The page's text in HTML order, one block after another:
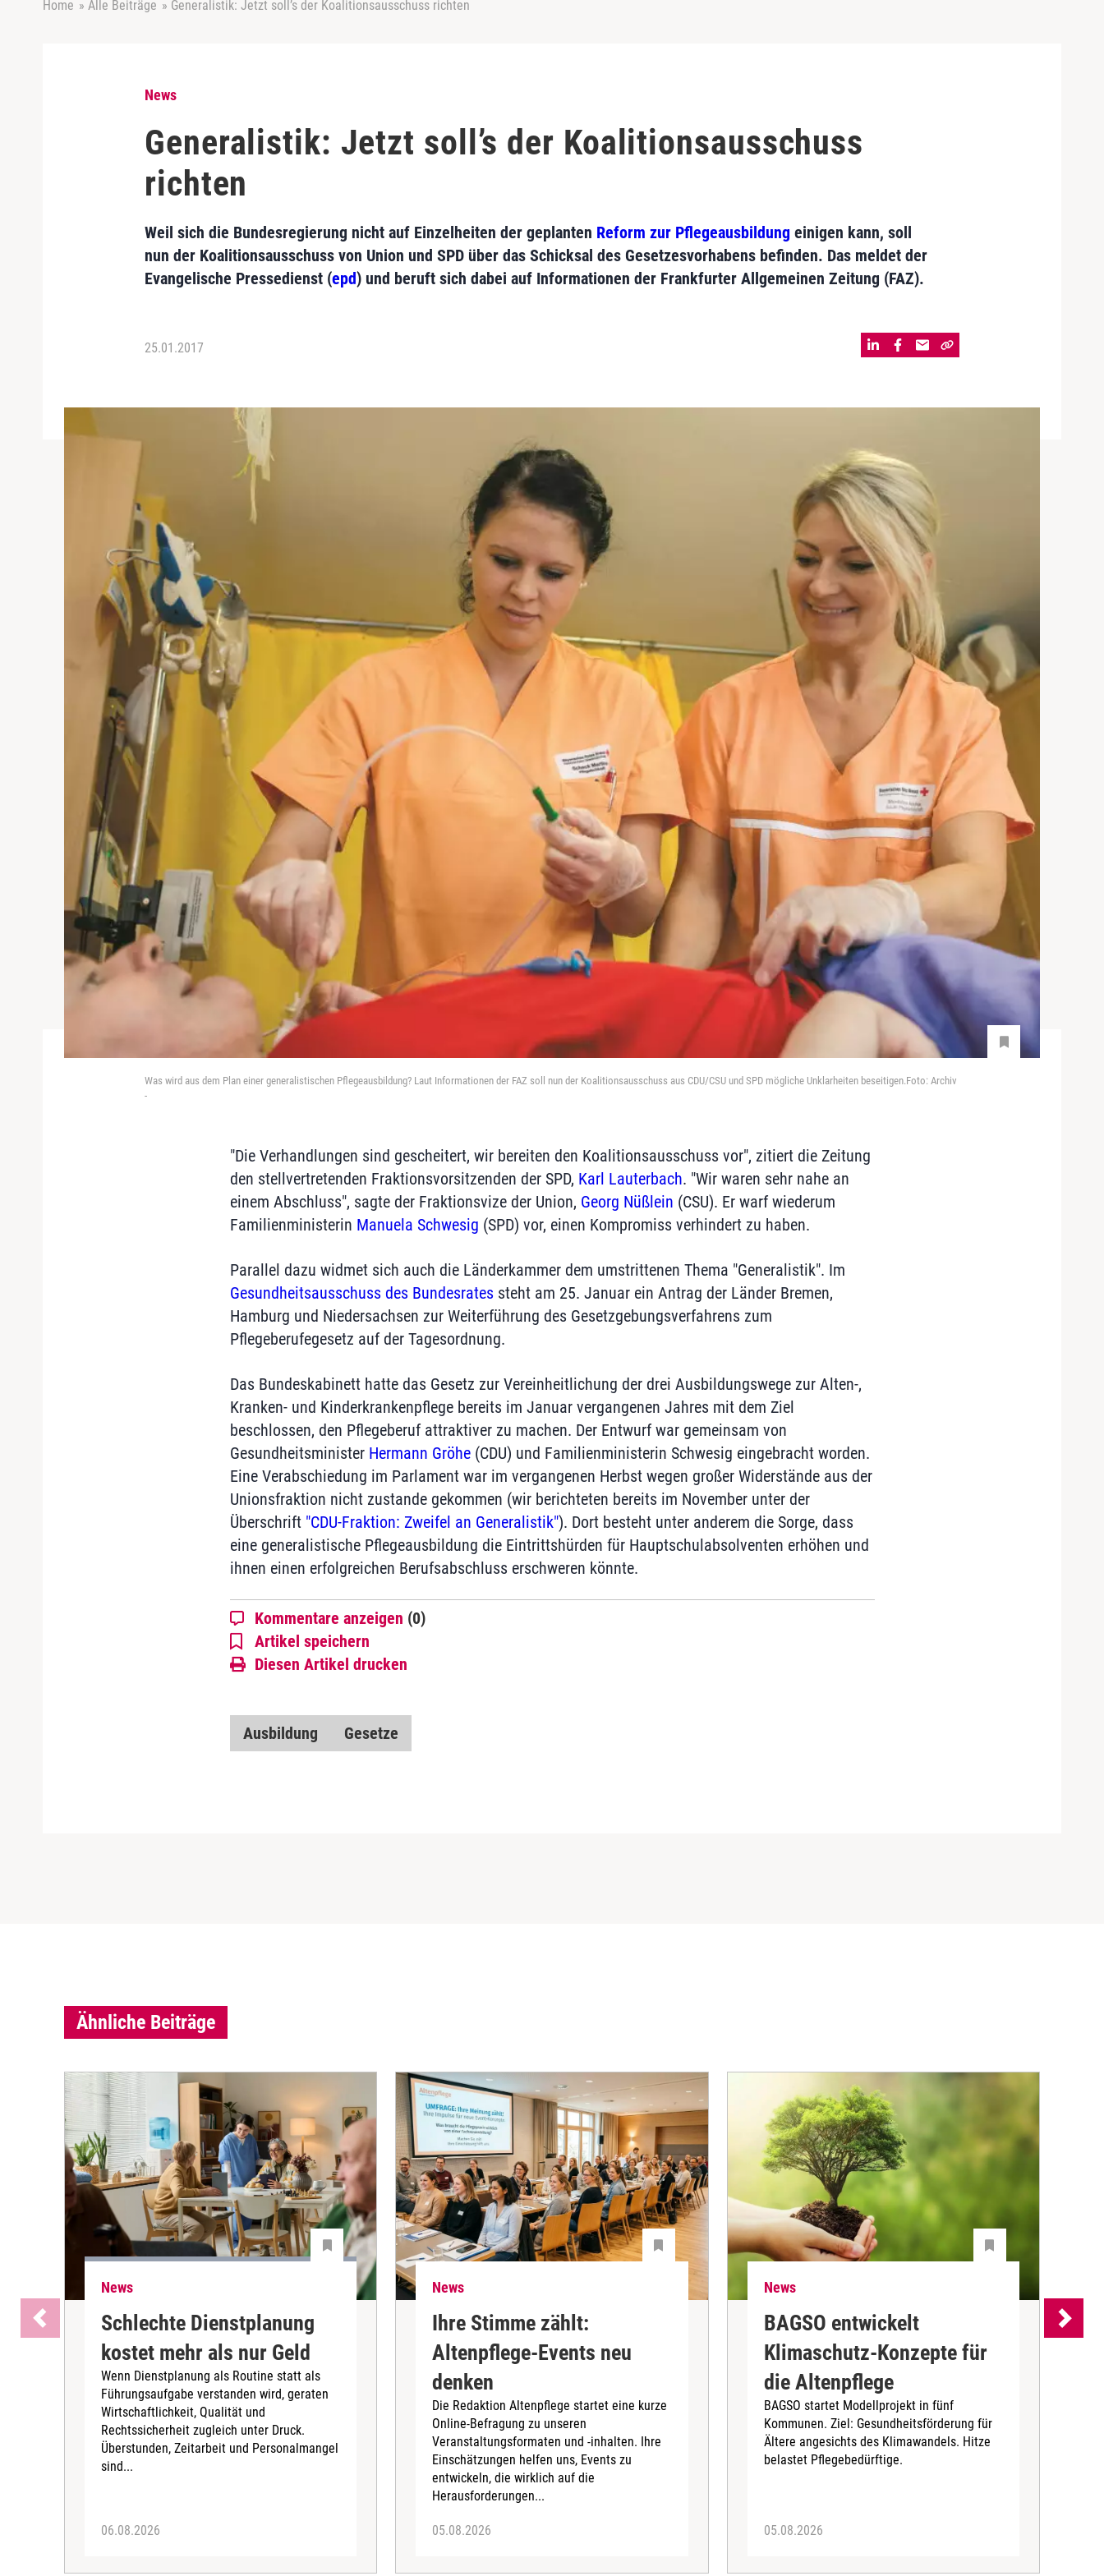
Home » Alle Beiträge » Generalistik: Jetzt soll’s der Koalitionsausschuss richten
News
Generalistik: Jetzt soll’s der Koalitionsausschuss
richten
Weil sich die Bundesregierung nicht auf Einzelheiten der geplanten Reform zur Pflegeausbildung einigen kann, soll
nun der Koalitionsausschuss von Union und SPD über das Schicksal des Gesetzesvorhabens befinden. Das meldet der
Evangelische Pressedienst (epd) und beruft sich dabei auf Informationen der Frankfurter Allgemeinen Zeitung (FAZ).
25.01.2017
Was wird aus dem Plan einer generalistischen Pflegeausbildung? Laut Informationen der FAZ soll nun der Koalitionsausschuss aus CDU/CSU und SPD mögliche Unklarheiten beseitigen.Foto: Archiv
-
"Die Verhandlungen sind gescheitert, wir bereiten den Koalitionsausschuss vor", zitiert die Zeitung
den stellvertretenden Fraktionsvorsitzenden der SPD, Karl Lauterbach. "Wir waren sehr nahe an
einem Abschluss", sagte der Fraktionsvize der Union, Georg Nüßlein (CSU). Er warf wiederum
Familienministerin Manuela Schwesig (SPD) vor, einen Kompromiss verhindert zu haben.
Parallel dazu widmet sich auch die Länderkammer dem umstrittenen Thema "Generalistik". Im
Gesundheitsausschuss des Bundesrates steht am 25. Januar ein Antrag der Länder Bremen,
Hamburg und Niedersachsen zur Weiterführung des Gesetzgebungsverfahrens zum
Pflegeberufegesetz auf der Tagesordnung.
Das Bundeskabinett hatte das Gesetz zur Vereinheitlichung der drei Ausbildungswege zur Alten-,
Kranken- und Kinderkrankenpflege bereits im Januar vergangenen Jahres mit dem Ziel
beschlossen, den Pflegeberuf attraktiver zu machen. Der Entwurf war gemeinsam von
Gesundheitsminister Hermann Gröhe(CDU) und Familienministerin Schwesig eingebracht worden.
Eine Verabschiedung im Parlament war im vergangenen Herbst wegen großer Widerstände aus der
Unionsfraktion nicht zustande gekommen (wir berichteten bereits im November unter der
Überschrift "CDU-Fraktion: Zweifel an Generalistik"). Dort besteht unter anderem die Sorge, dass
eine generalistische Pflegeausbildung die Eintrittshürden für Hauptschulabsolventen erhöhen und
ihnen einen erfolgreichen Berufsabschluss erschweren könnte.
Kommentare anzeigen (0)
Artikel speichern
Diesen Artikel drucken
Ausbildung Gesetze
Ähnliche Beiträge
News
Schlechte Dienstplanung
kostet mehr als nur Geld
Wenn Dienstplanung als Routine statt als
Führungsaufgabe verstanden wird, geraten
Wirtschaftlichkeit, Qualität und
Rechtssicherheit zugleich unter Druck.
Überstunden, Zeitarbeit und Personalmangel
sind...
06.08.2026
News
Ihre Stimme zählt:
Altenpflege-Events neu
denken
Die Redaktion Altenpflege startet eine kurze
Online-Befragung zu unseren
Veranstaltungsformaten und -inhalten. Ihre
Einschätzungen helfen uns, Events zu
entwickeln, die wirklich auf die
Herausforderungen...
05.08.2026
News
BAGSO entwickelt
Klimaschutz-Konzepte für
die Altenpflege
BAGSO startet Modellprojekt in fünf
Kommunen. Ziel: Gesundheitsförderung für
Ältere angesichts des Klimawandels. Hitze
belastet Pflegebedürftige.
05.08.2026